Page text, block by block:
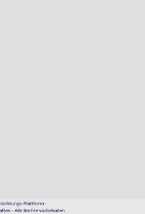
Plattform·
- Alle Rechte vorbehalten.